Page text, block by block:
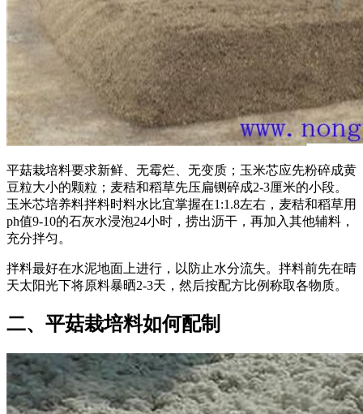
平菇栽培料要求新鲜、无霉烂、无变质；玉米芯应先粉碎成黄
豆粒大小的颗粒；麦秸和稻草先压扁铡碎成2-3厘米的小段。
玉米芯培养料拌料时料水比宜掌握在1:1.8左右，麦秸和稻草用
ph值9-10的石灰水浸泡24小时，捞出沥干，再加入其他辅料，
充分拌匀。
拌料最好在水泥地面上进行，以防止水分流失。拌料前先在晴
天太阳光下将原料暴晒2-3天，然后按配方比例称取各物质。
二、平菇栽培料如何配制